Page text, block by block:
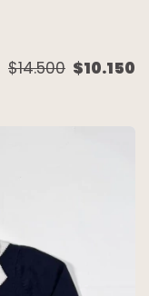
$14.500 $10.150